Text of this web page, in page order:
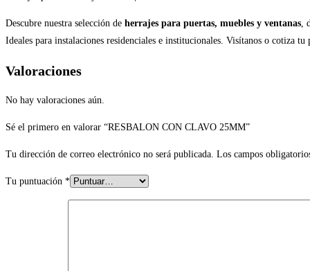
Descubre nuestra selección de herrajes para puertas, muebles y ventanas,
Ideales para instalaciones residenciales e institucionales. Visítanos o cotiza tu
Valoraciones
No hay valoraciones aún.
Sé el primero en valorar “RESBALON CON CLAVO 25MM”
Tu dirección de correo electrónico no será publicada. Los campos
Tu puntuación *